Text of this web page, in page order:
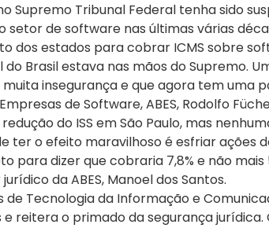
Supremo Tribunal Federal tenha sido
de software nas últimas várias
dos estados para cobrar ICMS sobre
Brasil estava nas mãos do Supremo.
insegurança e que agora tem
de Software, ABES, Rodolfo
do ISS em São Paulo, mas
ter o efeito maravilhoso é esfriar
para dizer que cobraria 7,8% e não
da ABES, Manoel dos Santos.
Tecnologia da Informação e
reitera o primado da segurança